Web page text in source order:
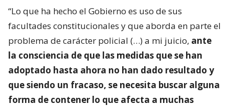
“Lo que ha hecho el Gobierno es uso de sus
facultades constitucionales y que aborda en parte el
problema de carácter policial (…) a mi juicio, ante
la consciencia de que las medidas que se han
adoptado hasta ahora no han dado resultado y
que siendo un fracaso, se necesita buscar alguna
forma de contener lo que afecta a muchas